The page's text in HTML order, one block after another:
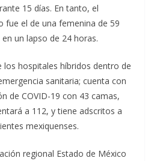
15 días. En tanto, el
el de una femenina de 59
un lapso de 24 horas.
los hospitales híbridos dentro de
sanitaria; cuenta con
de COVID-19 con 43 camas,
a 112, y tiene adscritos a
mexiquenses.
regional Estado de México